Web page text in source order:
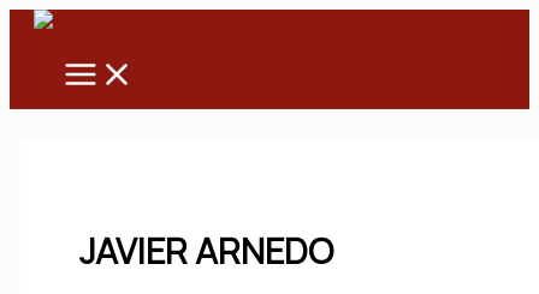
Ir
contenido
Main
JAVIER ARNEDO